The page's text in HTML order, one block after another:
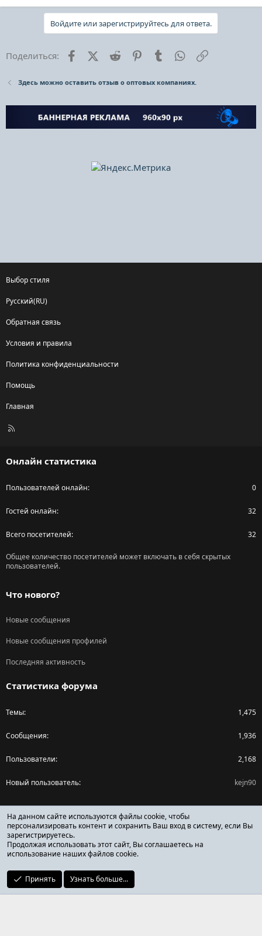
Войдите или зарегистрируйтесь для ответа.
Поделиться: FacebookX (Twitter)
Reddit PinterestTumblr WhatsApp
Здесь можно оставить отзыв о оптовых компаниях.
Выбор стиля
Русский(RU)
Обратная связь
Условия и правила
Политика конфиденциальности
Помощь
Главная
R
Онлайн статистика
Пользователей онлайн 0
Гостей онлайн 32
Всего посетителей 32
Общее количество посетителей может включать в себя скрытых
пользователей.
Что нового?
Новые сообщения
Новые сообщения профилей
Последняя активность
Статистика форума
Темы 1,475
Сообщения 1,936
Пользователи 2,168
Новый пользователь kejn90
Поделиться страницей
Facebook
X (Twitter)
Reddit
ОТЗЫВЫ ОНЛАЙН ФОРУМ
На данном сайте используются файлы cookie, чтобы
персонализировать контент и сохранить Ваш вход в систему, если Вы
зарегистрируетесь.
Продолжая использовать этот сайт, Вы соглашаетесь на
использование наших файлов cookie.
Принять Узнать больше...